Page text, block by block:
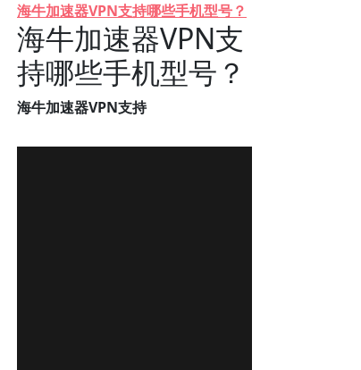
海牛加速器VPN支持哪些手机型号？
海牛加速器VPN支
持哪些手机型号？
海牛加速器VPN支持